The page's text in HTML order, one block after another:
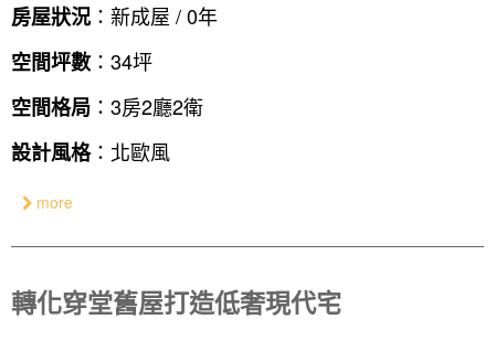
房屋狀況 ：新成屋 / 0年
空間坪數 ：34坪
空間格局 ：3房2廳2衛
設計風格：北歐風
more
轉化穿堂舊屋打造低奢現代宅
古典
鄉村
工業
奢華
傢俱建材商方案
一般屋主方案
2房2廳 - 精裝版
3房2聽 - 基本版
3房2廳 - 精裝版
設計知識+
國外案例
設計私房話
桃園市
新竹市
基隆市